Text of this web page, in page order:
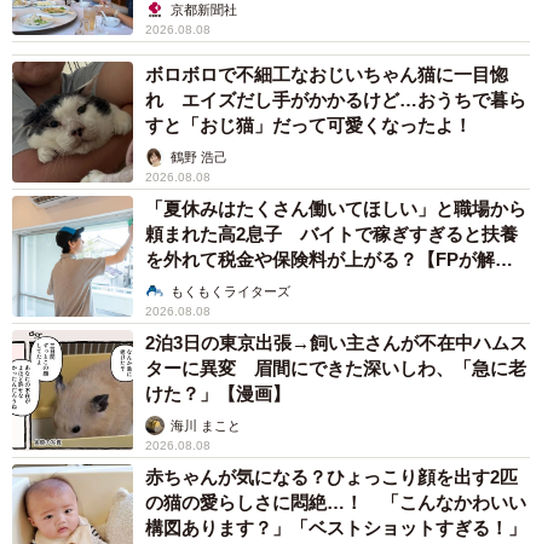
京都新聞社
2026.08.08
ボロボロで不細工なおじいちゃん猫に一目惚
れ エイズだし手がかかるけど…おうちで暮ら
すと「おじ猫」だって可愛くなったよ！
鶴野 浩己
2026.08.08
「夏休みはたくさん働いてほしい」と職場から
頼まれた高2息子 バイトで稼ぎすぎると扶養
を外れて税金や保険料が上がる？【FPが解
説】もくもくライターズ
2026.08.08
2泊3日の東京出張→飼い主さんが不在中ハムス
ターに異変 眉間にできた深いしわ、「急に老
けた？」【漫画】
海川 まこと
2026.08.08
赤ちゃんが気になる？ひょっこり顔を出す2匹
の猫の愛らしさに悶絶…！ 「こんなかわいい
構図あります？」「ベストショットすぎる！」